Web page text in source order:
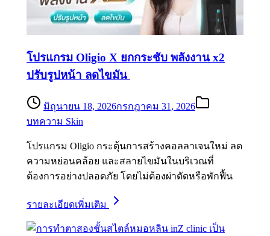
โปรแกรม Oligio X ยกกระชับ พลังงาน x2
ปรับรูปหน้า ลดไขมัน
มิถุนายน 18, 2026กรกฎาคม 31, 2026
บทความ Skin
โปรแกรม Oligio กระตุ้นการสร้างคอลลาเจนใหม่ ลด
ความหย่อนคล้อย และสลายไขมันในบริเวณที่
ต้องการอย่างปลอดภัย โดยไม่ต้องผ่าตัดหรือพักฟื้น
รายละเอียดเพิ่มเติม